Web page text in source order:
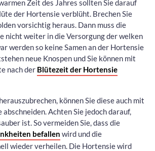
Zeit des Jahres sollten Sie darauf
der Hortensie verblüht. Brechen Sie
vorsichtig heraus. Dann muss die
nicht weiter in die Versorgung der welken
werden so keine Samen an der Hortensie
neue Knospen und Sie können mit
nach der Blütezeit der Hortensie
können Sie diese auch mit
Achten Sie jedoch darauf,
ist. So vermeiden Sie, dass die
befallen wird und die
wieder verheilen. Die Hortensie wird